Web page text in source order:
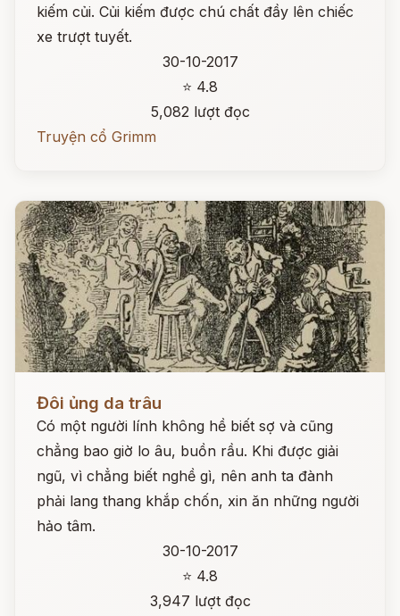
kiếm củi. Củi kiếm được chú chất đầy lên chiếc
xe trượt tuyết.
30-10-2017
⭐ 4.8
5,082 lượt đọc
Truyện cổ Grimm
Đôi ủng da trâu
Có một người lính không hề biết sợ và cũng
chẳng bao giờ lo âu, buồn rầu. Khi được giải
ngũ, vì chẳng biết nghề gì, nên anh ta đành
phải lang thang khắp chốn, xin ăn những người
hảo tâm.
30-10-2017
⭐ 4.8
3,947 lượt đọc